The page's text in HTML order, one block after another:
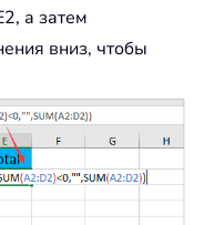
а затем
вниз, чтобы